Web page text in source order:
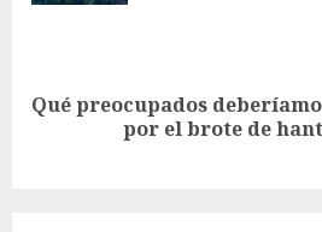
Qué preocupados
por el brote de